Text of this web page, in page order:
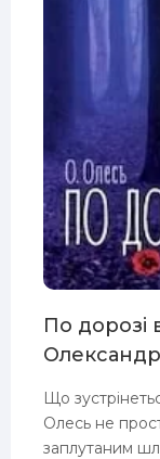
По дорозі
Що
Олесь не
заплутаним